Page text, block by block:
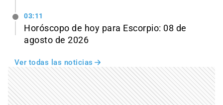
03:11
Horóscopo de hoy para Escorpio: 08 de
agosto de 2026
Ver todas las noticias